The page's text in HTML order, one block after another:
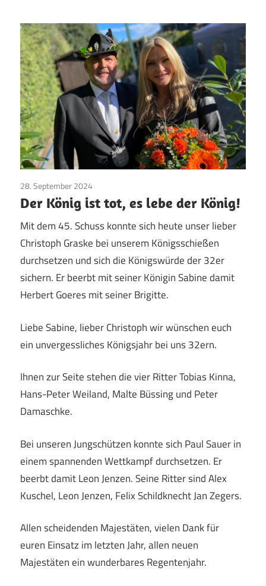
28. September 2024
Der König ist tot, es lebe der König!
Mit dem 45. Schuss konnte sich heute unser lieber
Christoph Graske bei unserem Königsschießen
durchsetzen und sich die Königswürde der 32er
sichern. Er beerbt mit seiner Königin Sabine damit
Herbert Goeres mit seiner Brigitte.
Liebe Sabine, lieber Christoph wir wünschen euch
ein unvergessliches Königsjahr bei uns 32ern.
Ihnen zur Seite stehen die vier Ritter Tobias Kinna,
Hans-Peter Weiland, Malte Büssing und Peter
Damaschke.
Bei unseren Jungschützen konnte sich Paul Sauer in
einem spannenden Wettkampf durchsetzen. Er
beerbt damit Leon Jenzen. Seine Ritter sind Alex
Kuschel, Leon Jenzen, Felix Schildknecht Jan Zegers.
Allen scheidenden Majestäten, vielen Dank für
euren Einsatz im letzten Jahr, allen neuen
Majestäten ein wunderbares Regentenjahr.